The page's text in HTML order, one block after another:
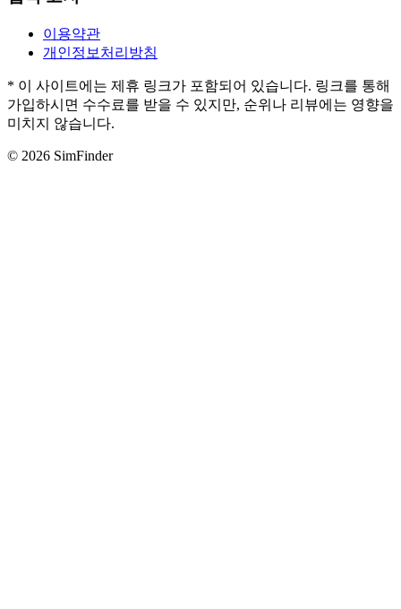
이용약관
개인정보처리방침
* 이 사이트에는 제휴 링크가 포함되어 있습니다. 링크를 통해
가입하시면 수수료를 받을 수 있지만, 순위나 리뷰에는 영향을
미치지 않습니다.
© 2026 SimFinder